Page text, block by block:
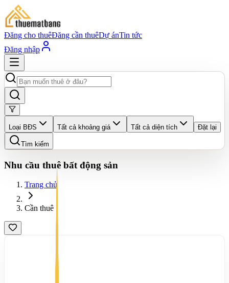
Đăng cho thuêĐăng cần thuêDự ánTin tức
Đăng nhập
Loại BĐS Tất cả khoảng giá Tất cả diện tích Đặt lại
Tìm kiếm
Nhu cầu thuê bất động sản
Trang chủ
Cần thuê